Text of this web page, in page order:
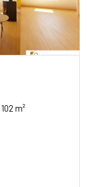
Loft 4 pièce(s) 3 chambre(s) 102 m²